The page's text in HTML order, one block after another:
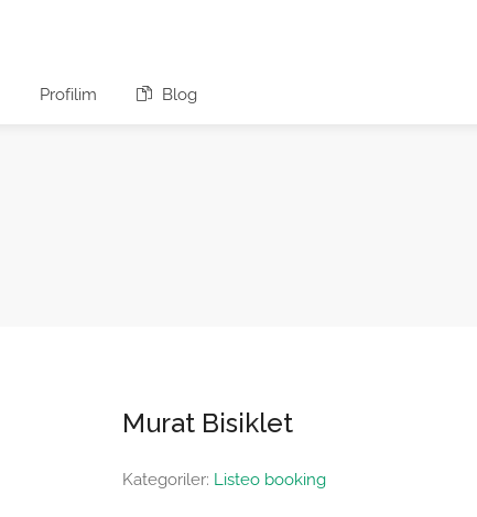
Profilim Blog
Murat Bisiklet
Kategoriler: Listeo booking